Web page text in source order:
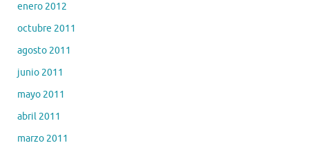
enero 2012
octubre 2011
agosto 2011
junio 2011
mayo 2011
abril 2011
marzo 2011